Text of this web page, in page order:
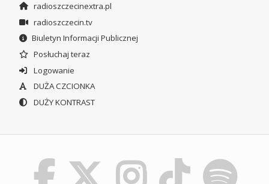
radioszczecinextra.pl
radioszczecin.tv
Biuletyn Informacji Publicznej
Posłuchaj teraz
Logowanie
DUŻA CZCIONKA
DUŻY KONTRAST